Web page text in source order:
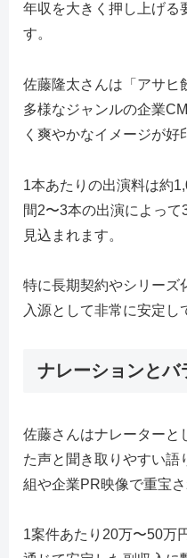
年収を大きく押し上げる
す。
佐藤隆太さんは「アサヒ
多様なジャンルの企業
く爽やかなイメージが好
1本あたりの出演料は約
間2〜3本の出演によっ
見込まれます。
特に長期契約やシリーズ
入源として非常に安定し
ナレーションとバ
佐藤さんはナレーターと
た声と聞き取りやすい語
組や企業PR映像で重宝さ
1案件あたり20万〜50万